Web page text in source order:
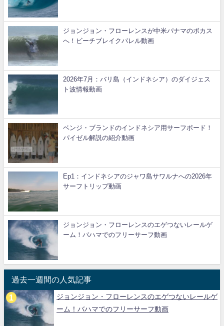
ジョンジョン・フローレンスが中米パナマのボカス
へ！ビーチブレイクバレル動画
2026年7月：バリ島（インドネシア）のダイジェス
ト波情報動画
ベンジ・ブランドのインドネシア用サーフボード！
パイゼル解説の紹介動画
Ep1：インドネシアのジャワ島サワルナへの2026年
サーフトリップ動画
ジョンジョン・フローレンスのエゲつないレールゲ
ーム！バハマでのフリーサーフ動画
過去一週間の人気記事
ジョンジョン・フローレンスのエゲつないレールゲ
ーム！バハマでのフリーサーフ動画